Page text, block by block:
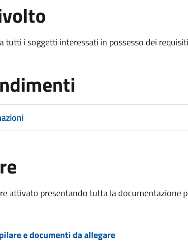
tutti i soggetti interessati in possesso dei
attivato presentando tutta la documentazione
e documenti da allegare